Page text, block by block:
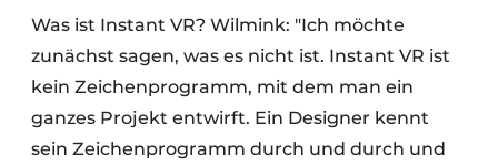
Was ist Instant VR? Wilmink: "Ich möchte
zunächst sagen, was es nicht ist. Instant VR ist
kein Zeichenprogramm, mit dem man ein
ganzes Projekt entwirft. Ein Designer kennt
sein Zeichenprogramm durch und durch und